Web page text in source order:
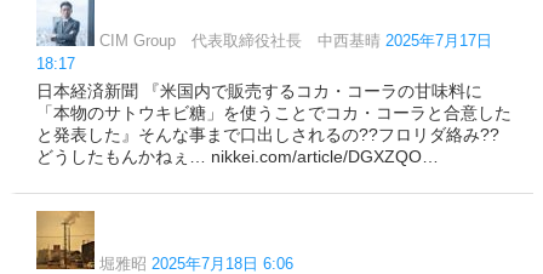
CIM Group 代表取締役社長 中西基晴 2025年7月17日
18:17
日本経済新聞 『米国内で販売するコカ・コーラの甘味料に
「本物のサトウキビ糖」を使うことでコカ・コーラと合意した
と発表した』そんな事まで口出しされるの??フロリダ絡み??
どうしたもんかねぇ… nikkei.com/article/DGXZQO…
堀雅昭 2025年7月18日 6:06